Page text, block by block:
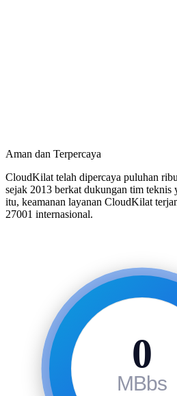
Aman dan Terpercaya
CloudKilat telah dipercaya puluhan
sejak 2013 berkat dukungan tim teknis
itu, keamanan layanan CloudKilat
27001 internasional.
0
MBbs